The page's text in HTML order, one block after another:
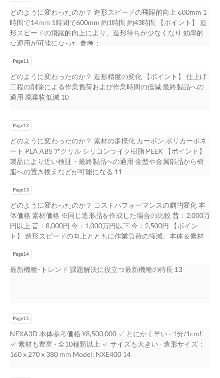
どのように変わったのか？ 造形スピードの飛躍的向上 600mm 1
時間で14mm 1時間で600mm 約1時間 約43時間 【ポイント】 造
形スピードの飛躍的向上により、造形待ちが少なくなり 効率的
な運用が可能になった 参考：
definition/ 9
Page11
どのように変わったのか？ 造形精度の変化 【ポイント】 仕上げ
工程の削除による作業負荷および作業時間の低減 最終製品への
適用 廃棄物低減 10
Page12
どのように変わったのか？ 素材の多様化 カーボン ポリカーボネ
ート PLA ABS アクリル シリコンライク樹脂 PEEK 【ポイント】
製品により近い検証・最終製品への適用 金型や金属部品から樹
脂への置き換えなどが可能になる 11
Page13
どのように変わったのか？ コストパフォーマンスの劇的変化 本
体価格 素材価格 ※同じ造形品を作成した場合の比較 昔：2,000万
円以上 昔：8,000円 今：1,000万円以下 今：2,500円 【ポイン
ト】 造形スピードの向上とともに作業負荷の軽減、本体＆素材
Page14
最新機種･トレンド 課題解決に役立つ最新機種の特長 13
Page15
NEXA3D 本体参考価格 ¥8,500,000 ✓ とにかく早い - 1分/1cm!!
✓ 素材も豊富 - 全10種類以上 ✓ サイズも大きい ‐ 造形サイズ：
160 x 270 x 380 mm Model: NXE400 14